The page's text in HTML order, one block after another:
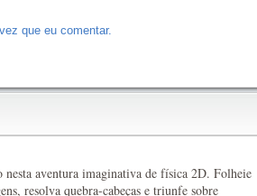
que eu comentar.
aventura imaginativa de física 2D. Folheie
resolva quebra-cabeças e triunfe sobre